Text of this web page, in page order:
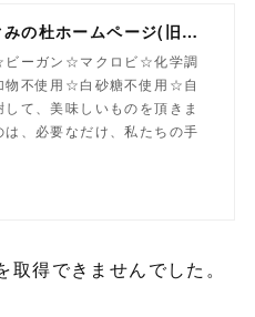
【公式】めぐみの杜ホームページ(旧自然食工房）
ビーガン☆マクロビ☆化学調
物不使用☆白砂糖不使用☆自
て、美味しいものを頂きま
、必要なだけ、私たちの手
得できませんでした。